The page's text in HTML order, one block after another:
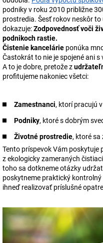
podniky v roku 2010 približne
prostredia. Šesť rokov neskôr
dokazuje:Zodpovednosť voči
podnikoch rastie.
Čistenie kancelárie ponúka
Častokrát to nie je spojené ani
A to je dobre, pretože z
profitujeme nakoniec všetci:
Zamestnanci, ktorí pracujú
Podniky, ktoré s dobrým
Životné prostredie, ktoré sa
Tento príspevok Vám
z ekologicky zameraných
toho sa dotkneme otázky
poskytneme praktický
ihneď realizovať príslušné